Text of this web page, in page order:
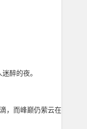
醉的夜。
，而峰巅仍萦云在